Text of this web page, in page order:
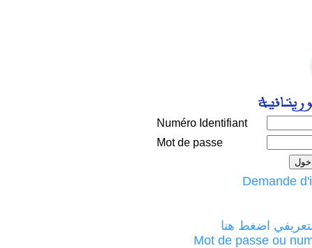
Numéro Identifiant
Mot de passe
اضغط هنا
Mot de passe ou